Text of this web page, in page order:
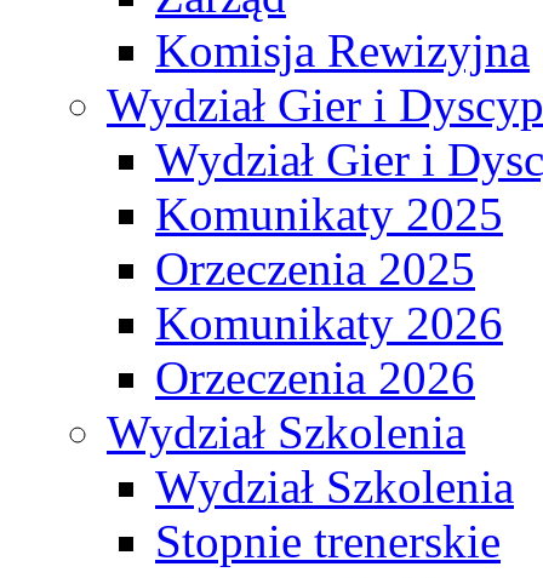
Komisja Rewizyjna
Wydział Gier i
Wydział Gier i
Komunikaty 2025
Orzeczenia 2025
Komunikaty 2026
Orzeczenia 2026
Wydział Szkolenia
Wydział Szkolenia
Stopnie trenerskie